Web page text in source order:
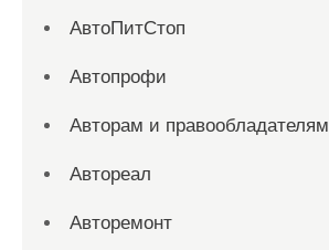
АвтоПитСтоп
Автопрофи
Авторам и правообладателям
Автореал
Авторемонт